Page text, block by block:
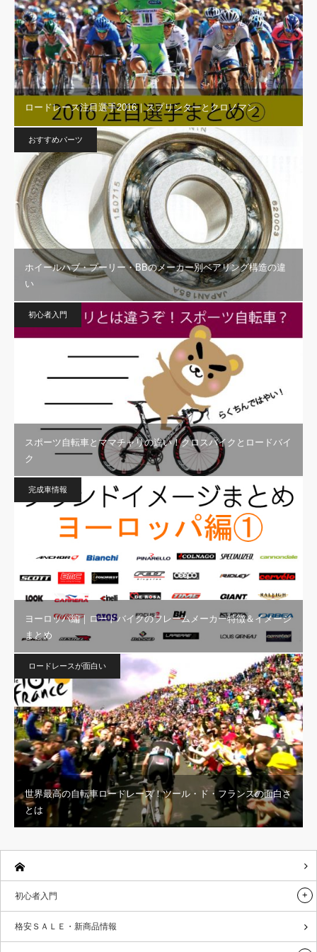
ロードレース注目選手2016｜スプリンターとクロノマン
おすすめパーツ
ホイールハブ・プーリー・BBのメーカー別ベアリング構造の違
い
初心者入門
スポーツ自転車とママチャリの違い！クロスバイクとロードバイ
ク
完成車情報
ヨーロッパ編｜ロードバイクのフレームメーカー特徴＆イメージ
まとめ
ロードレースが面白い
世界最高の自転車ロードレース！ツール・ド・フランスの面白さ
とは
初心者入門
格安ＳＡＬＥ・新商品情報